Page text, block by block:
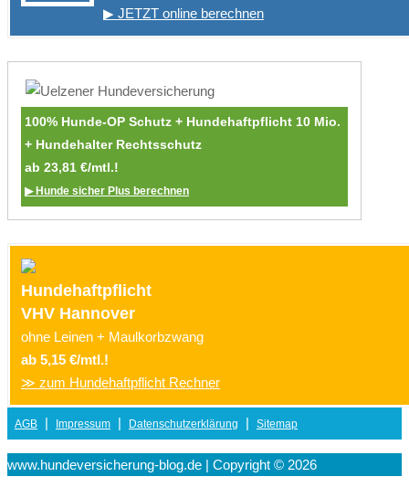
▶ JETZT online berechnen
100% Hunde-OP Schutz + Hundehaftpflicht 10 Mio.
+ Hundehalter Rechtsschutz
ab 23,81 €/mtl.!
▶ Hunde sicher Plus berechnen
Hundehaftpflicht
VHV Hannover
ohne Leinen + Maulkorbzwang
ab 5,15 €/mtl.!
≫ zum Hundehaftpflicht Rechner
AGB | Impressum | Datenschutzerklärung | Sitemap
www.hundeversicherung-blog.de | Copyright © 2026